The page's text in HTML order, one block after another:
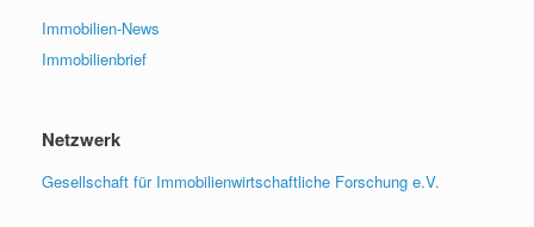
Immobilien-News
Immobilienbrief
Netzwerk
Gesellschaft für Immobilienwirtschaftliche Forschung e.V.